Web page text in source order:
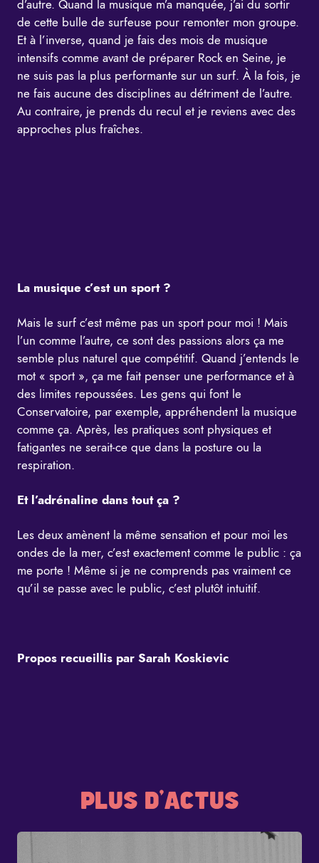
d’autre. Quand la musique m’a manquée, j’ai du sortir
de cette bulle de surfeuse pour remonter mon groupe.
Et à l’inverse, quand je fais des mois de musique
intensifs comme avant de préparer Rock en Seine, je
ne suis pas la plus performante sur un surf. À la fois, je
ne fais aucune des disciplines au détriment de l’autre.
Au contraire, je prends du recul et je reviens avec des
approches plus fraîches.
La musique c’est un sport ?
Mais le surf c’est même pas un sport pour moi ! Mais
l’un comme l’autre, ce sont des passions alors ça me
semble plus naturel que compétitif. Quand j’entends le
mot « sport », ça me fait penser une performance et à
des limites repoussées. Les gens qui font le
Conservatoire, par exemple, appréhendent la musique
comme ça. Après, les pratiques sont physiques et
fatigantes ne serait-ce que dans la posture ou la
respiration.
Et l’adrénaline dans tout ça ?
Les deux amènent la même sensation et pour moi les
ondes de la mer, c’est exactement comme le public : ça
me porte ! Même si je ne comprends pas vraiment ce
qu’il se passe avec le public, c’est plutôt intuitif.
Propos recueillis par Sarah Koskievic
PLUS D'ACTUS